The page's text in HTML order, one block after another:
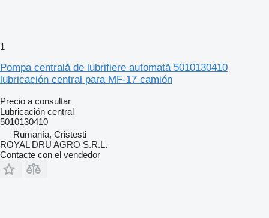
1
Pompa centrală de lubrifiere automată 5010130410
lubricación central para MF-17 camión
Precio a consultar
Lubricación central
5010130410
Rumanía, Cristesti
ROYAL DRU AGRO S.R.L.
Contacte con el vendedor